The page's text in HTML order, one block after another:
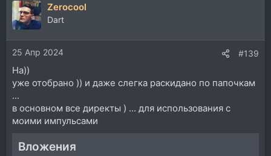
Zerocool
Dart
25 Апр 2024 #139
На))
уже отобрано )) и даже слегка раскидано по папочкам
...
в основном все директы ) ... для использования с
моими импульсами
Вложения